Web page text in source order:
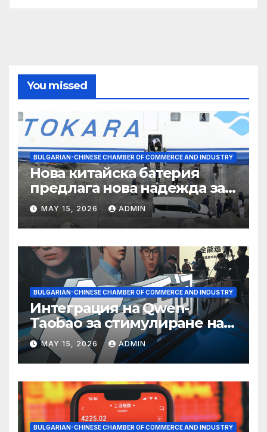
You missed
BULGARIAN-CHINESE CHAMBER OF COMMERCE AND INDUSTRY
Нова китайска батерия
предлага нова надежда за
съхранение на водород
MAY 15, 2026 ADMIN
BULGARIAN-CHINESE CHAMBER OF COMMERCE AND INDUSTRY
Интеграция на Qwen-
Taobao за стимулиране на
пазаруването 618
MAY 15, 2026 ADMIN
BULGARIAN-CHINESE CHAMBER OF COMMERCE AND INDUSTRY